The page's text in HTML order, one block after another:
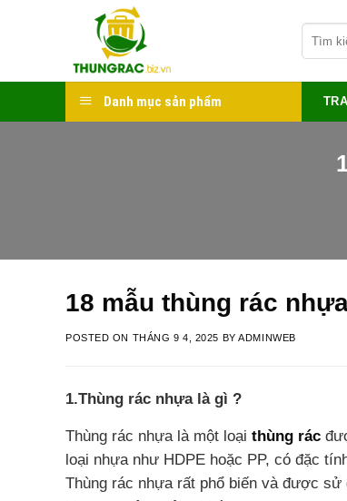
kiếm:
Danh mục sản phẩm
18 mẫu thùng rác
POSTED ON THÁNG 9 4, 2025 BYADMINWEB
1.Thùng rác nhựa là gì ?
Thùng rác nhựa là một loại thùng rác
loại nhựa như HDPE hoặc PP, có đặc
Thùng rác nhựa rất phổ biến và được